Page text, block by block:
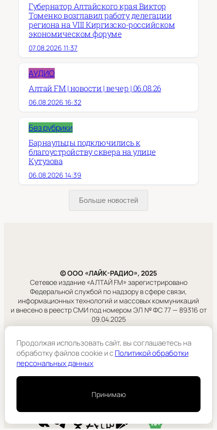
Губернатор Алтайского края Виктор
Томенко возглавил работу делегации
региона на VIII Киргизско-российском
экономическом форуме
07.08.2026 11:37
АУДИО
Алтай FM | новости | вечер | 06.08.26
06.08.2026 16:32
Без рубрики
Барнаульцы подключились к
благоустройству сквера на улице
Кутузова
06.08.2026 14:39
Больше новостей
© ООО «ЛАЙК-РАДИО», 2025
Сетевое издание «АЛТАЙ FM» зарегистрировано
Федеральной службой по надзору в сфере связи,
информационных технологий и массовых коммуникаций
и внесено в реестр СМИ под номером ЭЛ № ФС 77 — 89316 от
09.04.2025
Правовая информация
Учредитель:
ООО «ЛАЙК-РАДИО».
Продолжая использовать сайт, вы соглашаетесь на
обработку файлов cookie и cПолитикой обработки
персональных данных
Принимаю